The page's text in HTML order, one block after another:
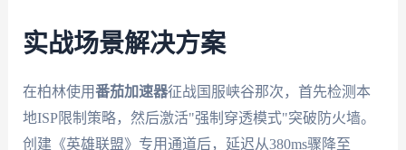
实战场景解决方案
在柏林使用番茄加速器征战国服峡谷那次，首先检测本
地ISP限制策略，然后激活"强制穿透模式"突破防火墙。
创建《英雄联盟》专用通道后，延迟从380ms骤降至